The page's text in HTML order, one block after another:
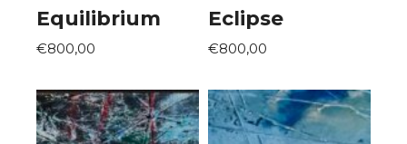
Equilibrium
€800,00
Eclipse
€800,00